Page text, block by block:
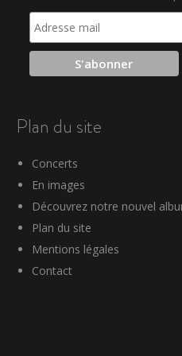
Plan du site
Concerts
En images
Découvrez notre nouvel
Plan du site
Mentions légales
Contact